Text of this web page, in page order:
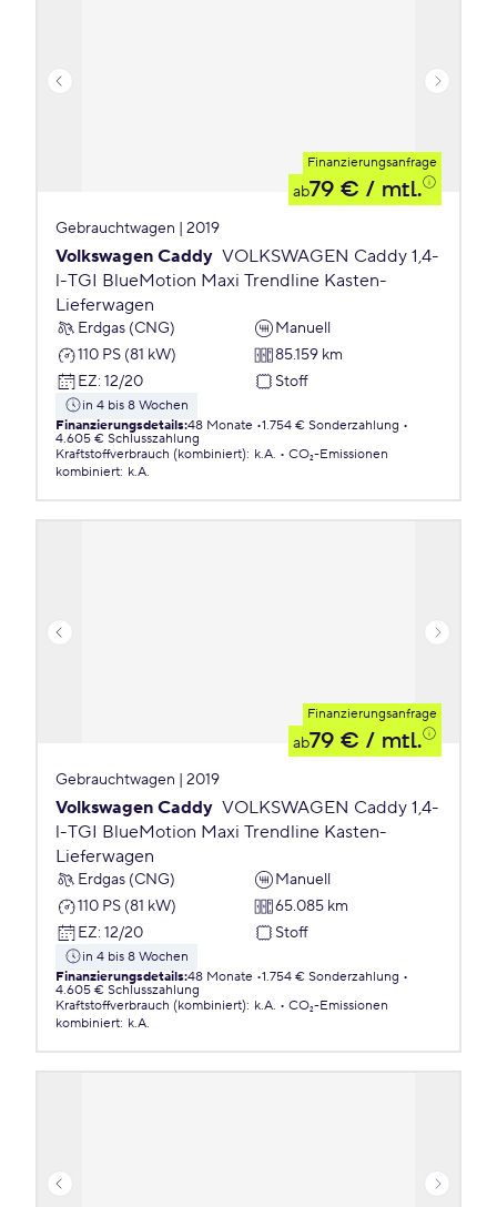
Finanzierungsanfrage
ab79 € / mtl.
Gebrauchtwagen | 2019
Volkswagen Caddy VOLKSWAGEN Caddy 1,4-
l-TGI BlueMotion Maxi Trendline Kasten-
Lieferwagen
Erdgas (CNG)
Manuell
110 PS (81 kW)
85.159 km
EZ: 12/20 Stoff
in 4 bis 8 Wochen
Finanzierungsdetails:48 Monate 1.754 € Sonderzahlung
4.605 € Schlusszahlung
Kraftstoffverbrauch (kombiniert): k.A.
CO₂-Emissionen
kombiniert: k.A.
Finanzierungsanfrage
ab79 € / mtl.
Gebrauchtwagen | 2019
Volkswagen Caddy VOLKSWAGEN Caddy 1,4-
l-TGI BlueMotion Maxi Trendline Kasten-
Lieferwagen
Erdgas (CNG)
Manuell
110 PS (81 kW)
65.085 km
EZ: 12/20 Stoff
in 4 bis 8 Wochen
Finanzierungsdetails:48 Monate 1.754 € Sonderzahlung
4.605 € Schlusszahlung
Kraftstoffverbrauch (kombiniert): k.A.
CO₂-Emissionen
kombiniert: k.A.